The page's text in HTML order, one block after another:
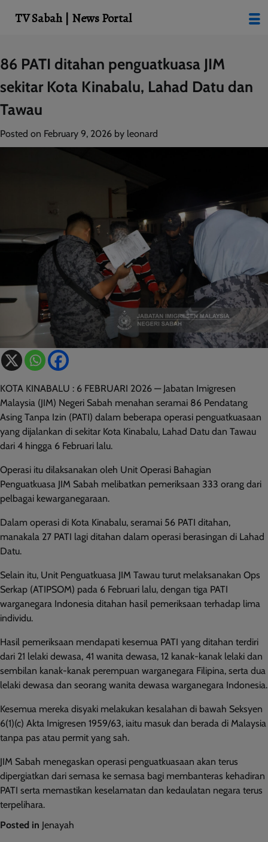
Skip
to
content
86 PATI ditahan penguatkuasa JIM
sekitar Kota Kinabalu, Lahad Datu dan
Tawau
Posted on February 9, 2026 by leonard
KOTA KINABALU : 6 FEBRUARI 2026 — Jabatan Imigresen
Malaysia (JIM) Negeri Sabah menahan seramai 86 Pendatang
Asing Tanpa Izin (PATI) dalam beberapa operasi penguatkuasaan
yang dijalankan di sekitar Kota Kinabalu, Lahad Datu dan Tawau
dari 4 hingga 6 Februari lalu.
Operasi itu dilaksanakan oleh Unit Operasi Bahagian
Penguatkuasa JIM Sabah melibatkan pemeriksaan 333 orang dari
pelbagai kewarganegaraan.
Dalam operasi di Kota Kinabalu, seramai 56 PATI ditahan,
manakala 27 PATI lagi ditahan dalam operasi berasingan di Lahad
Datu.
Selain itu, Unit Penguatkuasa JIM Tawau turut melaksanakan Ops
Serkap (ATIPSOM) pada 6 Februari lalu, dengan tiga PATI
warganegara Indonesia ditahan hasil pemeriksaan terhadap lima
individu.
Hasil pemeriksaan mendapati kesemua PATI yang ditahan terdiri
dari 21 lelaki dewasa, 41 wanita dewasa, 12 kanak-kanak lelaki dan
sembilan kanak-kanak perempuan warganegara Filipina, serta dua
lelaki dewasa dan seorang wanita dewasa warganegara Indonesia.
Kesemua mereka disyaki melakukan kesalahan di bawah Seksyen
6(1)(c) Akta Imigresen 1959/63, iaitu masuk dan berada di Malaysia
tanpa pas atau permit yang sah.
JIM Sabah menegaskan operasi penguatkuasaan akan terus
dipergiatkan dari semasa ke semasa bagi membanteras kehadiran
PATI serta memastikan keselamatan dan kedaulatan negara terus
terpelihara.
Posted in Jenayah
TV Sabah | News Portal